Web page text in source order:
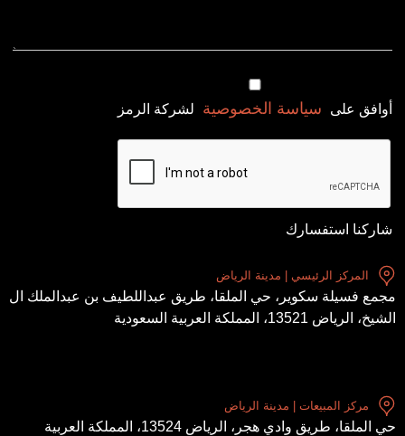
أوافق على سياسة الخصوصية لشركة الرمز
شاركنا استفسارك
المركز الرئيسي | مدينة الرياض
مجمع فسيلة سكوير، حي الملقا، طريق عبداللطيف بن عبدالملك ال
الشيخ، الرياض 13521، المملكة العربية السعودية
مركز المبيعات | مدينة الرياض
حي الملقا، طريق وادي هجر، الرياض 13524، المملكة العربية